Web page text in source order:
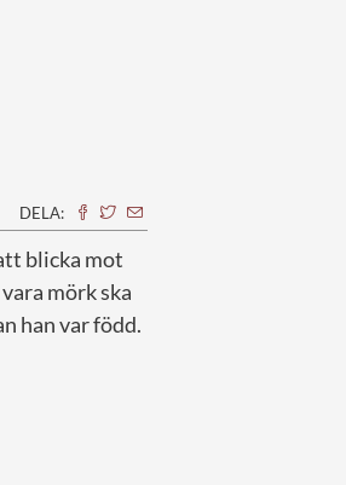
DELA:
blicka mot
mörk ska
han var född.